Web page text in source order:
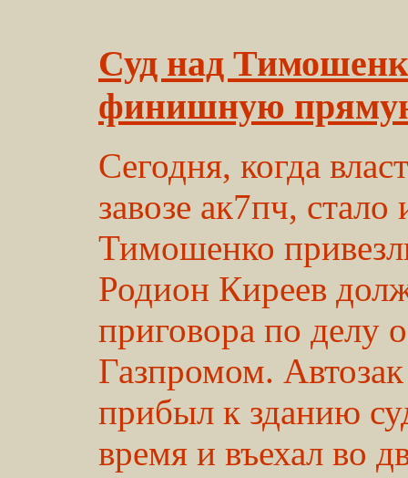
Суд над
финишную
Сегодня, когда
завозе ак7пч,
Тимошенко
Родион Киреев
приговора по делу
Газпромом.
прибыл к зданию
время и въехал во